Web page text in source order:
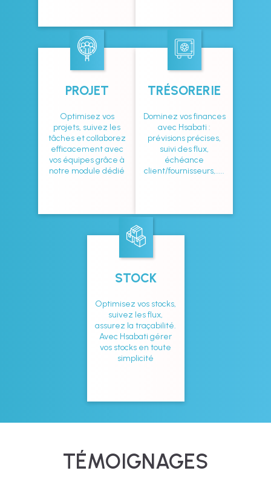
PROJET
Optimisez vos
projets, suivez les
tâches et collaborez
efficacement avec
vos équipes grâce à
notre module dédié
TRÉSORERIE
Dominez vos finances
avec Hsabati :
prévisions précises,
suivi des flux,
échéance
client/fournisseurs,.....
STOCK
Optimisez vos stocks,
suivez les flux,
assurez la traçabilité.
Avec Hsabati gérer
vos stocks en toute
simplicité
TÉMOIGNAGES